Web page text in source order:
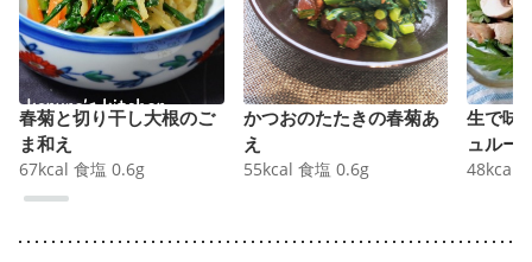
春菊と切り干し大根のご
ま和え
67kcal 食塩 0.6g
かつおのたたきの春菊あ
え
55kcal 食塩 0.6g
生で味
ュルー
48kcal